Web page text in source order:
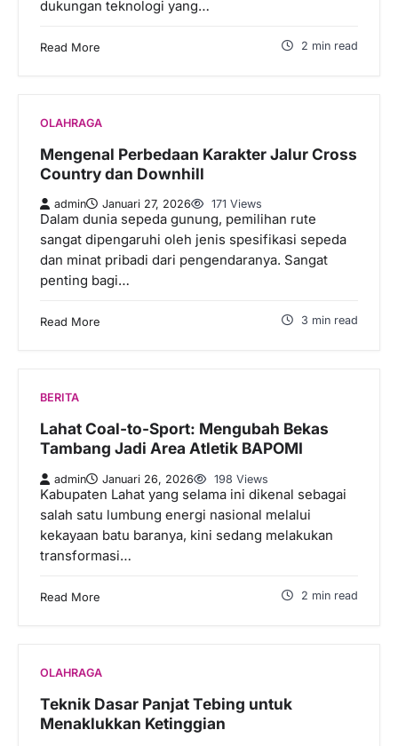
dukungan teknologi yang…
Read More 2 min read
OLAHRAGA
Mengenal Perbedaan Karakter Jalur Cross
Country dan Downhill
admin Januari 27, 2026 171 Views
Dalam dunia sepeda gunung, pemilihan rute
sangat dipengaruhi oleh jenis spesifikasi sepeda
dan minat pribadi dari pengendaranya. Sangat
penting bagi…
Read More 3 min read
BERITA
Lahat Coal-to-Sport: Mengubah Bekas
Tambang Jadi Area Atletik BAPOMI
admin Januari 26, 2026 198 Views
Kabupaten Lahat yang selama ini dikenal sebagai
salah satu lumbung energi nasional melalui
kekayaan batu baranya, kini sedang melakukan
transformasi…
Read More 2 min read
OLAHRAGA
Teknik Dasar Panjat Tebing untuk
Menaklukkan Ketinggian